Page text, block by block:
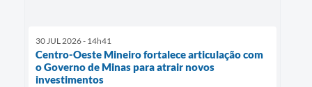
30 JUL 2026 - 14h41
Centro-Oeste Mineiro fortalece articulação com
o Governo de Minas para atrair novos
investimentos